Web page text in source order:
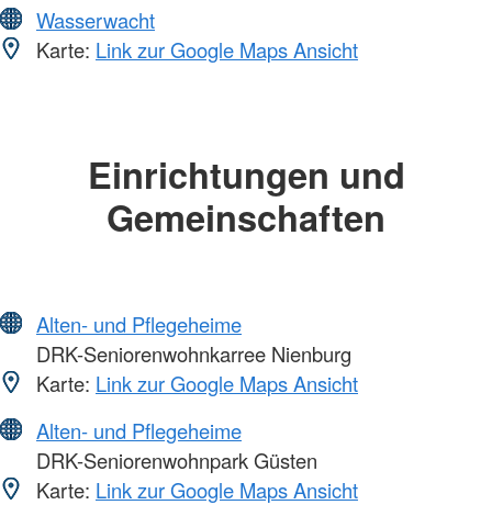
Wasserwacht
Karte: Link zur Google Maps Ansicht
Einrichtungen und
Gemeinschaften
Alten- und Pflegeheime
DRK-Seniorenwohnkarree Nienburg
Karte: Link zur Google Maps Ansicht
Alten- und Pflegeheime
DRK-Seniorenwohnpark Güsten
Karte: Link zur Google Maps Ansicht